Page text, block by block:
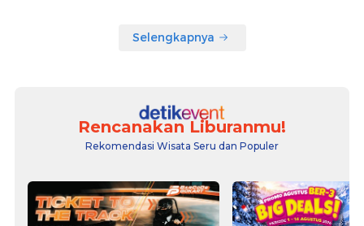
Selengkapnya
Rencanakan Liburanmu!
Rekomendasi Wisata Seru dan Populer